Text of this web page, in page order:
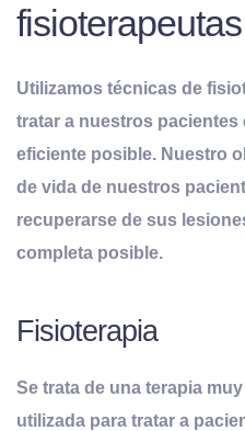
fisioterapeutas
Utilizamos técnicas de
tratar a nuestros pacientes
eficiente posible. Nuestro
de vida de nuestros
recuperarse de sus
completa posible.
Fisioterapia
Se trata de una terapia
utilizada para tratar a